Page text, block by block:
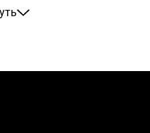
расположение к деловой
востребованы локации в